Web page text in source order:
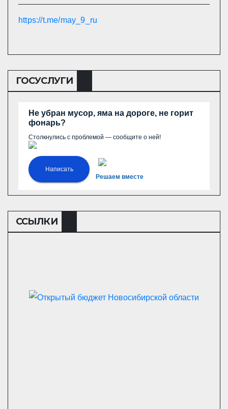
https://t.me/may_9_ru
ГОСУСЛУГИ
Не убран мусор, яма на дороге, не горит
фонарь?
Столкнулись с проблемой — сообщите о ней!
Написать
Решаем вместе
ССЫЛКИ